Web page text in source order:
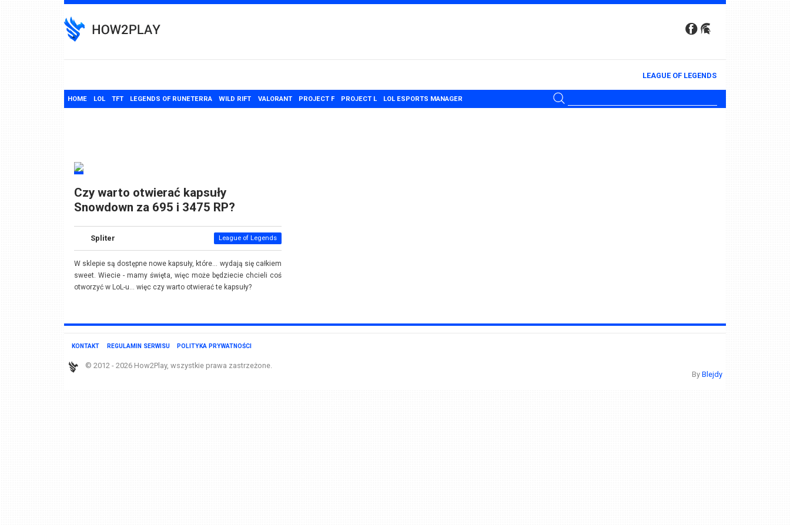
to
content
LEAGUE OF LEGENDS
HOME LOL TFT LEGENDS OF RUNETERRA WILD RIFT VALORANT PROJECT F PROJECT L LOL ESPORTS MANAGER
Czy warto otwierać kapsuły
Snowdown za 695 i 3475 RP?
Spliter League of Legends
W sklepie są dostępne nowe kapsuły, które... wydają się całkiem
sweet. Wiecie - mamy święta, więc może będziecie chcieli coś
otworzyć w LoL-u... więc czy warto otwierać te kapsuły?
KONTAKT REGULAMIN SERWISU POLITYKA PRYWATNOŚCI
© 2012 - 2026 How2Play, wszystkie prawa zastrzeżone.
By Blejdy